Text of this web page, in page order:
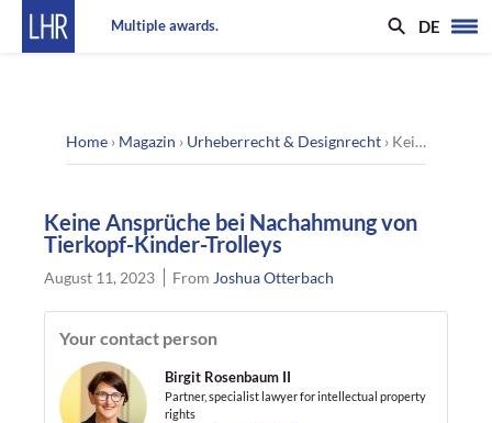
Multiple awards. DE
Home › Magazin › Urheberrecht & Designrecht › Keine Ansprüche bei Nachahmung von Tierkopf-Kinder-Trolleys
Keine Ansprüche bei Nachahmung von
Tierkopf-Kinder-Trolleys
August 11, 2023 From Joshua Otterbach
Your contact person
Birgit Rosenbaum II
Partner, specialist lawyer for intellectual property
rights